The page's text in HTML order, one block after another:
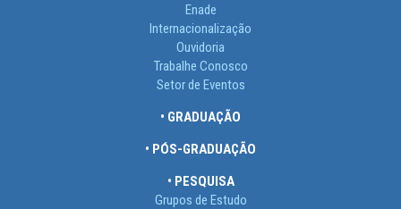
Enade
Internacionalização
Ouvidoria
Trabalhe Conosco
Setor de Eventos
• GRADUAÇÃO
• PÓS-GRADUAÇÃO
• PESQUISA
Grupos de Estudo